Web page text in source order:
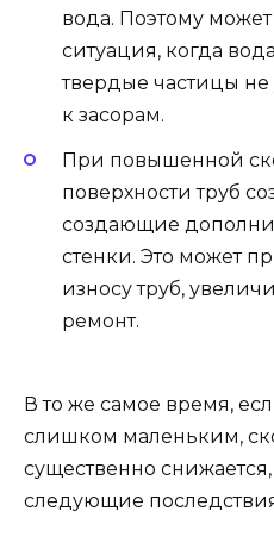
вода. Поэтому
ситуация, когда
твердые частицы
к засорам.
При повышенной
поверхности труб
создающие
стенки. Это может
износу труб,
ремонт.
В то же самое время,
слишком маленьким,
существенно
следующие